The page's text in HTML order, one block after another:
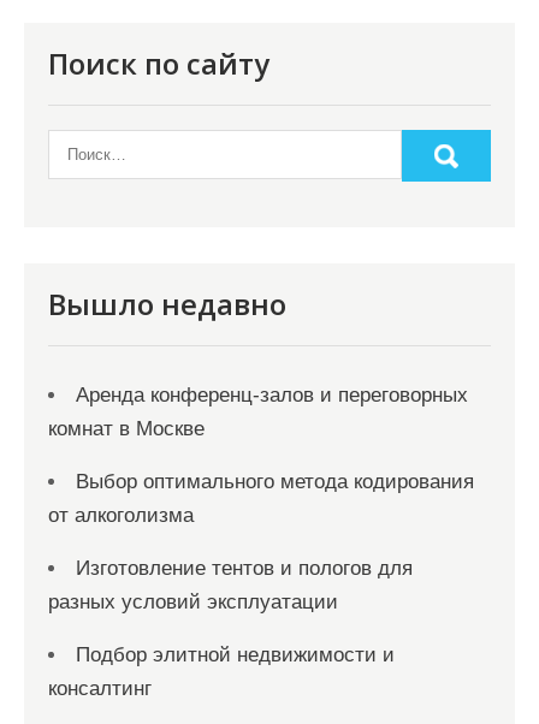
Поиск по сайту
Вышло недавно
Аренда конференц-залов и переговорных
комнат в Москве
Выбор оптимального метода кодирования
от алкоголизма
Изготовление тентов и пологов для
разных условий эксплуатации
Подбор элитной недвижимости и
консалтинг